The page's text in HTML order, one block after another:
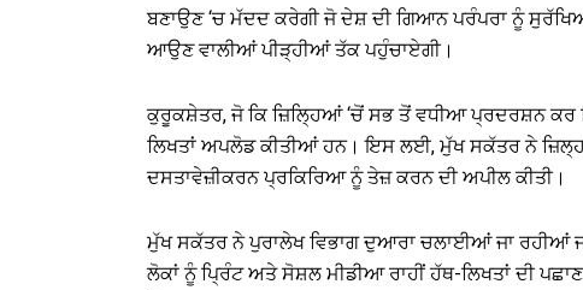
ਬਣਾਉਣ ‘ਚ ਮੱਦਦ ਕਰੇਗੀ ਜੋ ਦੇਸ਼ ਦੀ ਗਿਆਨ ਪਰੰਪਰਾ ਨੂੰ
ਆਉਣ ਵਾਲੀਆਂ ਪੀੜ੍ਹੀਆਂ ਤੱਕ ਪਹੁੰਚਾਏਗੀ।
ਕੁਰੂਕਸ਼ੇਤਰ, ਜੋ ਕਿ ਜ਼ਿਲ੍ਹਿਆਂ ‘ਚੋਂ ਸਭ ਤੋਂ ਵਧੀਆ ਪ੍ਰਦਰਸ਼ਨ ਕਰ
ਲਿਖਤਾਂ ਅਪਲੋਡ ਕੀਤੀਆਂ ਹਨ। ਇਸ ਲਈ, ਮੁੱਖ ਸਕੱਤਰ ਨੇ
ਦਸਤਾਵੇਜ਼ੀਕਰਨ ਪ੍ਰਕਿਰਿਆ ਨੂੰ ਤੇਜ਼ ਕਰਨ ਦੀ ਅਪੀਲ ਕੀਤੀ।
ਮੁੱਖ ਸਕੱਤਰ ਨੇ ਪੁਰਾਲੇਖ ਵਿਭਾਗ ਦੁਆਰਾ ਚਲਾਈਆਂ ਜਾ ਰਹੀਆਂ
ਲੋਕਾਂ ਨੂੰ ਪ੍ਰਿੰਟ ਅਤੇ ਸੋਸ਼ਲ ਮੀਡੀਆ ਰਾਹੀਂ ਹੱਥ-ਲਿਖਤਾਂ ਦੀ